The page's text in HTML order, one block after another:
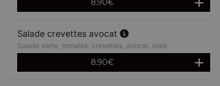
8.90€
Salade crevettes avocat
Salade verte, tomates, crevettes, avocat, maïs
8.90€